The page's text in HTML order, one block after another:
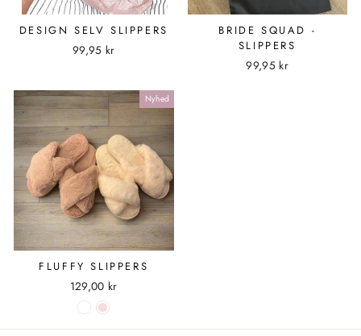
DESIGN SELV SLIPPERS
99,95 kr
BRIDE SQUAD -
SLIPPERS
99,95 kr
Nyhed
FLUFFY SLIPPERS
129,00 kr